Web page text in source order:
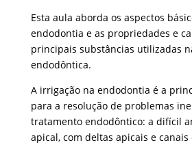
Esta aula aborda os aspectos
endodontia e as propriedades e
principais substâncias utilizadas
endodôntica.
A irrigação na endodontia é a
para a resolução de problemas
tratamento endodôntico: a difícil
apical, com deltas apicais e canais